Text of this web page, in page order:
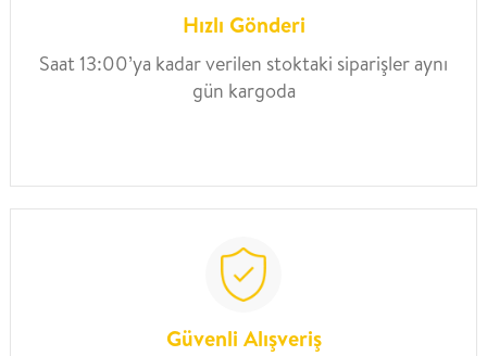
Hızlı Gönderi
Saat 13:00’ya kadar verilen stoktaki siparişler aynı
gün kargoda
Güvenli Alışveriş